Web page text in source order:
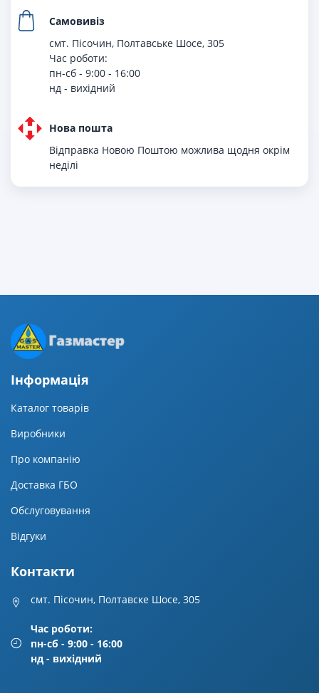
Самовивіз
смт. Пісочин, Полтавське Шосе, 305
Час роботи:
пн-сб - 9:00 - 16:00
нд - вихiдний
Нова пошта
Відправка Новою Поштою можлива щодня окрім
неділі
Iнформацiя
Каталог товарів
Виробники
Про компанію
Доставка ГБО
Обслуговування
Відгуки
Контакти
смт. Пісочин, Полтавске Шосе, 305
Час роботи:
пн-сб - 9:00 - 16:00
нд - вихідний